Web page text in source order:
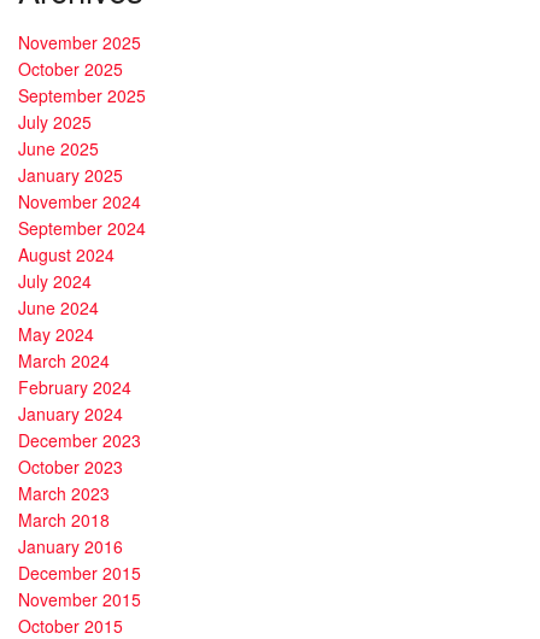
November 2025
October 2025
September 2025
July 2025
June 2025
January 2025
November 2024
September 2024
August 2024
July 2024
June 2024
May 2024
March 2024
February 2024
January 2024
December 2023
October 2023
March 2023
March 2018
January 2016
December 2015
November 2015
October 2015